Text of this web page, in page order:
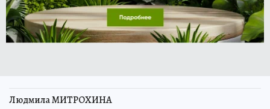
Людмила МИТРОХИНА